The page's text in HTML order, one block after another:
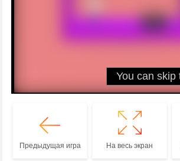
Предыдущая игра На весь экран